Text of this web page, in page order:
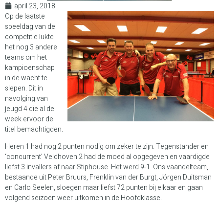
april 23, 2018
Op de laatste
speeldag van de
competitie lukte
het nog 3 andere
teams om het
kampioenschap
in de wacht te
slepen. Dit in
navolging van
jeugd 4 die al de
week ervoor de
titel bemachtigden.
Heren 1 had nog 2 punten nodig om zeker te zijn. Tegenstander en
‘concurrent’ Veldhoven 2 had de moed al opgegeven en vaardigde
liefst 3 invallers af naar Stiphouse. Het werd 9-1. Ons vaandelteam,
bestaande uit Peter Bruurs, Frenklin van der Burgt, Jörgen Duitsman
en Carlo Seelen, sloegen maar liefst 72 punten bij elkaar en gaan
volgend seizoen weer uitkomen in de Hoofdklasse.